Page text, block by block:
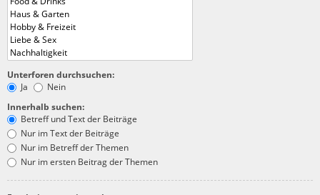
Unterforen durchsuchen:
Ja
Nein
Innerhalb suchen:
Betreff und Text der Beiträge
Nur im Text der Beiträge
Nur im Betreff der Themen
Nur im ersten Beitrag der Themen